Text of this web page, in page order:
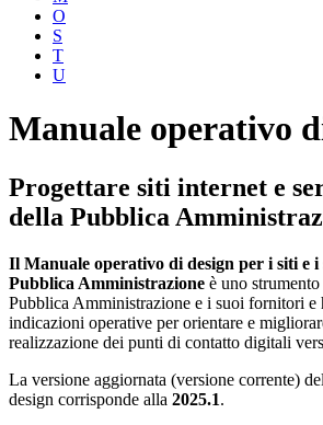
O
S
T
U
Manuale operativo
Progettare siti internet e
della Pubblica
Il Manuale operativo di design per i siti e
Pubblica Amministrazione è uno
Pubblica Amministrazione e i suoi fornitori e
indicazioni operative per orientare e
realizzazione dei punti di contatto digitali
La versione aggiornata (versione corrente)
design corrisponde alla 2025.1.